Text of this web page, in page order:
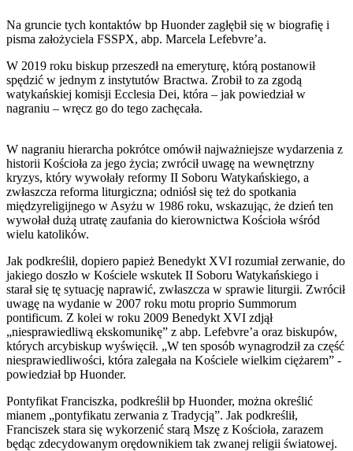
Na gruncie tych kontaktów bp Huonder zagłębił się w biografię i
pisma założyciela FSSPX, abp. Marcela Lefebvre’a.
W 2019 roku biskup przeszedł na emeryturę, którą postanowił
spędzić w jednym z instytutów Bractwa. Zrobił to za zgodą
watykańskiej komisji Ecclesia Dei, która – jak powiedział w
nagraniu – wręcz go do tego zachęcała.
W nagraniu hierarcha pokrótce omówił najważniejsze wydarzenia z
historii Kościoła za jego życia; zwrócił uwagę na wewnętrzny
kryzys, który wywołały reformy II Soboru Watykańskiego, a
zwłaszcza reforma liturgiczna; odniósł się też do spotkania
międzyreligijnego w Asyżu w 1986 roku, wskazując, że dzień ten
wywołał dużą utratę zaufania do kierownictwa Kościoła wśród
wielu katolików.
Jak podkreślił, dopiero papież Benedykt XVI rozumiał zerwanie, do
jakiego doszło w Kościele wskutek II Soboru Watykańskiego i
starał się tę sytuację naprawić, zwłaszcza w sprawie liturgii. Zwrócił
uwagę na wydanie w 2007 roku motu proprio Summorum
pontificum. Z kolei w roku 2009 Benedykt XVI zdjął
„niesprawiedliwą ekskomunikę” z abp. Lefebvre’a oraz biskupów,
których arcybiskup wyświęcił. „W ten sposób wynagrodził za część
niesprawiedliwości, która zalegała na Kościele wielkim ciężarem” -
powiedział bp Huonder.
Pontyfikat Franciszka, podkreślił bp Huonder, można określić
mianem „pontyfikatu zerwania z Tradycją”. Jak podkreślił,
Franciszek stara się wykorzenić starą Mszę z Kościoła, zarazem
będąc zdecydowanym orędownikiem tak zwanej religii światowej.